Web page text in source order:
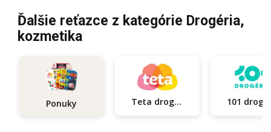
Ďalšie reťazce z kategórie Drogéria,
kozmetika
Ponuky Teta drogerie